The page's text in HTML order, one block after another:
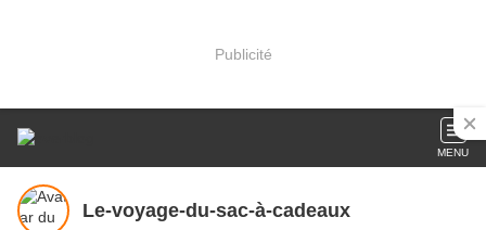
Publicité
MENU
Le-voyage-du-sac-à-cadeaux